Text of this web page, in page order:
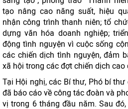
tạo nâng cao năng suất, hiệu
nhận công trình thanh niên; tổ
dựng văn hóa doanh nghiệp;
động tình nguyện vì cuộc sống
các chiến dịch tình nguyện, đảm
xã hội trong các đợt chiến dịch cao
Tại Hội nghị, các Bí thư, Phó bí
đã báo cáo về công tác đoàn và
vị trong 6 tháng đầu năm. Sau